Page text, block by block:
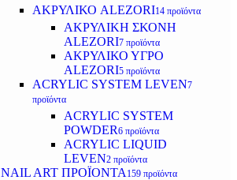
ΑΚΡΥΛΙΚΟ ALEZORI14 προϊόντα
ΑΚΡΥΛΙΚΗ ΣΚΟΝΗ
ALEZORI7 προϊόντα
ΑΚΡΥΛΙΚΟ ΥΓΡΟ
ALEZORI5 προϊόντα
ACRYLIC SYSTEM LEVEN7
προϊόντα
ACRYLIC SYSTEM
POWDER6 προϊόντα
ACRYLIC LIQUID
LEVEN2 προϊόντα
NAIL ART ΠΡΟΪΟΝΤΑ 159 προϊόντα